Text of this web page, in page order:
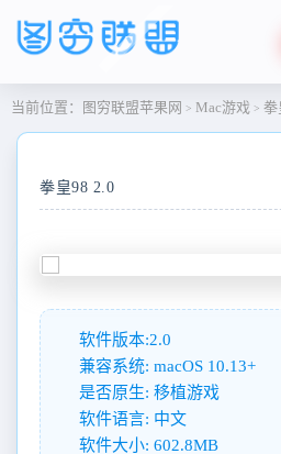
当前位置： 图穷联盟苹果网 > Mac游戏 > 拳
拳皇98 2.0
软件版本:2.0
兼容系统: macOS 10.13+
是否原生: 移植游戏
软件语言: 中文
软件大小: 602.8MB